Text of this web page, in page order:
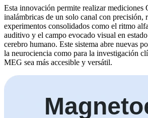
Esta innovación permite realizar mediciones
inalámbricas de un solo canal con precisión,
experimentos consolidados como el ritmo
auditivo y el campo evocado visual en
cerebro humano. Este sistema abre nuevas
la neurociencia como para la investigación
MEG sea más accesible y versátil.